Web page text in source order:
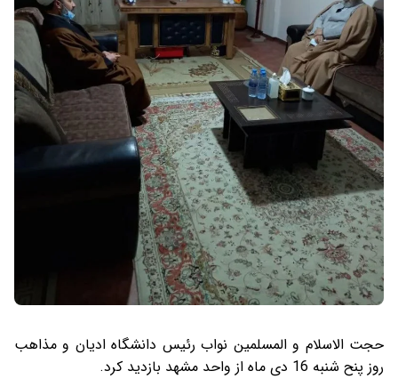
حجت الاسلام و المسلمین نواب رئیس دانشگاه ادیان و مذاهب
روز پنح شنبه 16 دی ماه از واحد مشهد بازدید کرد.